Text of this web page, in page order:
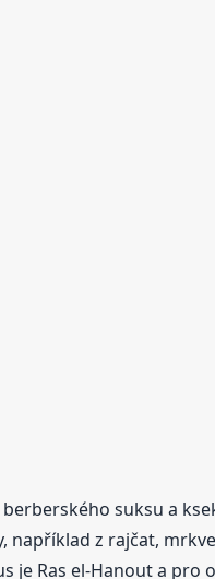
suksu a
z rajčat,
Ras el-Hanout a